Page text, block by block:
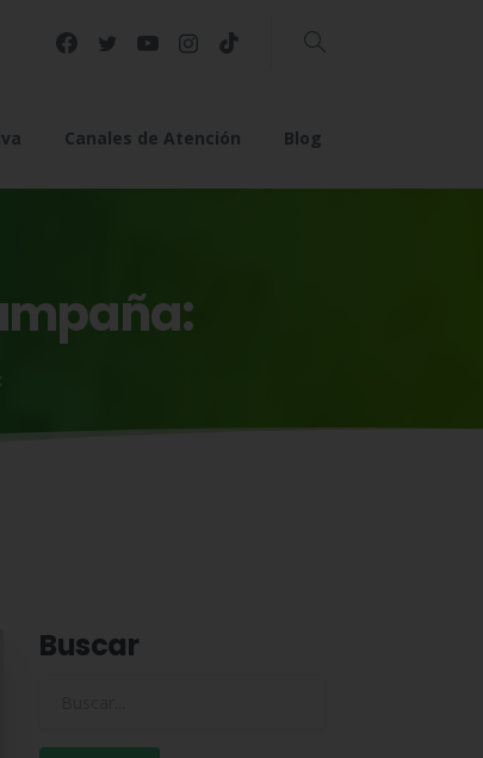
Buscar
Canales de Atención Blog
Buscar